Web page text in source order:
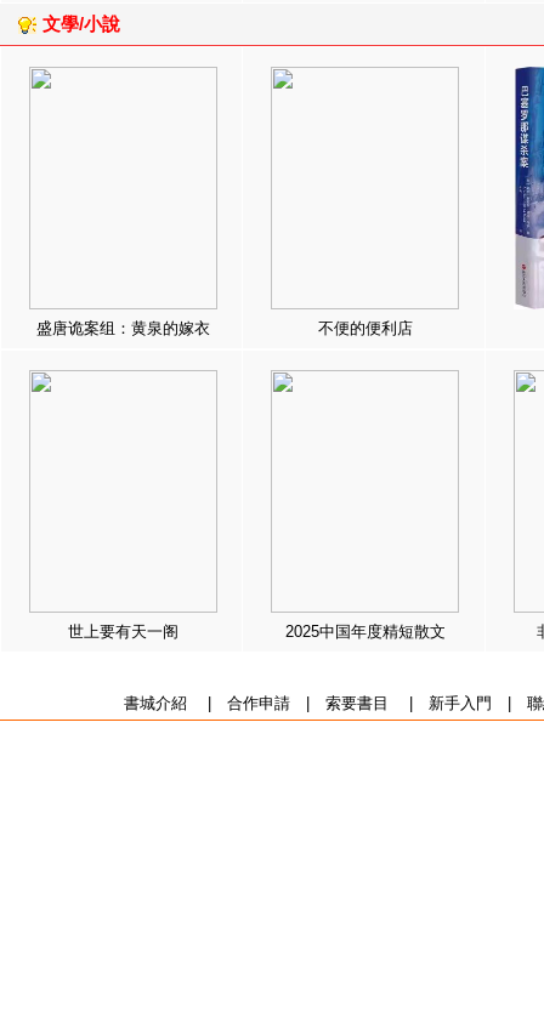
文學/小說
盛唐诡案组：黄泉的嫁衣 不便的便利店
世上要有天一阁 2025中国年度精短散文
書城介紹 合作申請| 索要書目 新手入門